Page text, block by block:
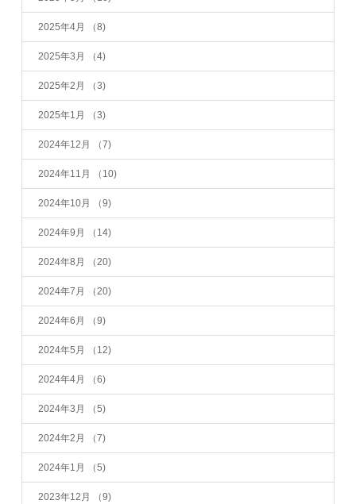
2025年4月 （8)
2025年3月 （4)
2025年2月 （3)
2025年1月 （3)
2024年12月 （7)
2024年11月 （10)
2024年10月 （9)
2024年9月 （14)
2024年8月 （20)
2024年7月 （20)
2024年6月 （9)
2024年5月 （12)
2024年4月 （6)
2024年3月 （5)
2024年2月 （7)
2024年1月 （5)
2023年12月 （9)